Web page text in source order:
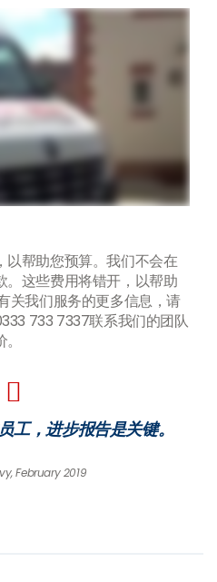
帮助您预算。我们不会在
这些费用将错开，以帮助
关我们服务的更多信息，请
733 7337联系我们的团队
工，进步报告是关键。
February 2019